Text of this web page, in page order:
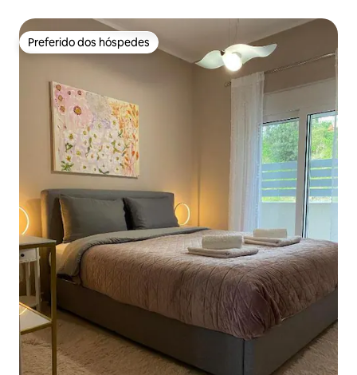
Preferido dos hóspedes
Preferido dos hóspedes